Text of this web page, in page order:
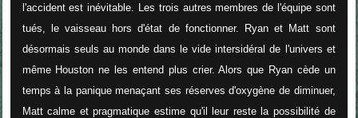
l'accident est inévitable. Les trois autres membres de l'équipe sont
tués, le vaisseau hors d'état de fonctionner. Ryan et Matt sont
désormais seuls au monde dans le vide intersidéral de l'univers et
même Houston ne les entend plus crier. Alors que Ryan cède un
temps à la panique menaçant ses réserves d'oxygène de diminuer,
Matt calme et pragmatique estime qu'il leur reste la possibilité de